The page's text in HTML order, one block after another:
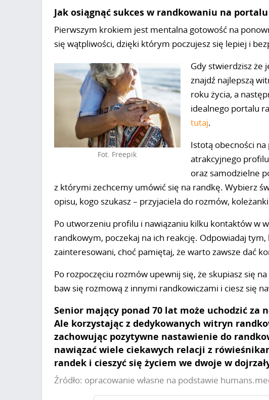
Jak osiągnąć sukces w randkowaniu na
Pierwszym krokiem jest mentalna gotowość na
się wątpliwości, dzięki którym poczujesz się lepiej i
Fot. Freepik
Gdy stwierdzisz że
znajdź najlepszą
roku życia, a
idealnego portalu
tutaj.
Istotą obecności
atrakcyjnego
oraz samodzielne
z którymi zechcemy umówić się na randkę. Wybierz
opisu, kogo szukasz – przyjaciela do rozmów,
Po utworzeniu profilu i nawiązaniu kilku kontaktów w
randkowym, poczekaj na ich reakcję. Odpowiadaj
zainteresowani, choć pamiętaj, że warto zawsze dać
Po rozpoczęciu rozmów upewnij się, że skupiasz się
baw się rozmową z innymi randkowiczami i ciesz się
Senior mający ponad 70 lat może uchodzić za
Ale korzystając z dedykowanych witryn
zachowując pozytywne nastawienie do
nawiązać wiele ciekawych relacji z
randek i cieszyć się życiem we dwoje w
Źródło: opracowanie własne na podstawie